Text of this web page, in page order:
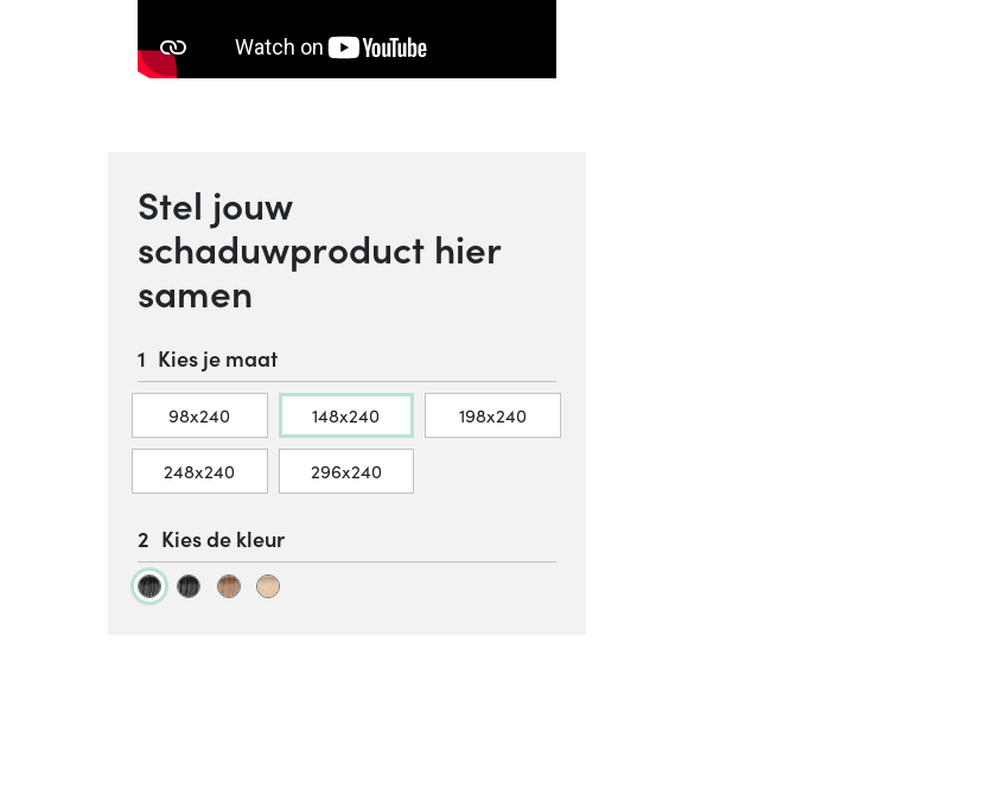
Stel jouw
schaduwproduct hier
samen
Kies je maat
98x240 148x240 198x240
248x240 296x240
Kies de kleur